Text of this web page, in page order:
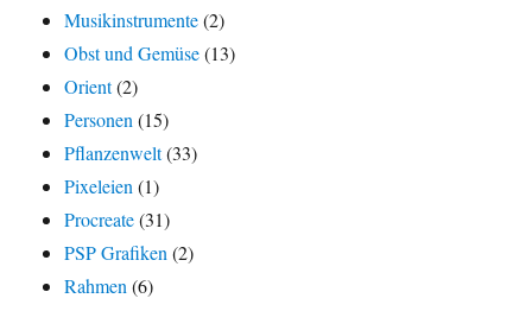
Musikinstrumente(2)
Obst und Gemüse(13)
Orient(2)
Personen (15)
Pflanzenwelt(33)
Pixeleien (1)
Procreate(31)
PSP Grafiken (2)
Rahmen (6)